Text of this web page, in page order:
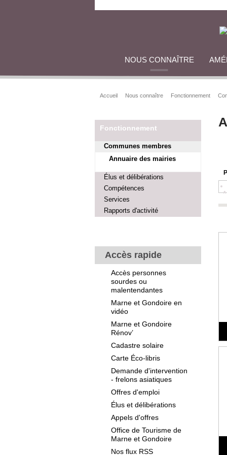
NOUS CONNAÎTRE
Accueil Nous connaître Fonctionnement
Fonctionnement
Communes membres
Annuaire des mairies
Élus et délibérations
Compétences
Services
Rapports d'activité
Accès rapide
Accès personnes
sourdes ou
malentendantes
Marne et Gondoire en
vidéo
Marne et Gondoire
Rénov’
Cadastre solaire
Carte Éco-libris
Demande d'intervention
- frelons asiatiques
Offres d'emploi
Élus et délibérations
Appels d'offres
Office de Tourisme de
Marne et Gondoire
Nos flux RSS
A